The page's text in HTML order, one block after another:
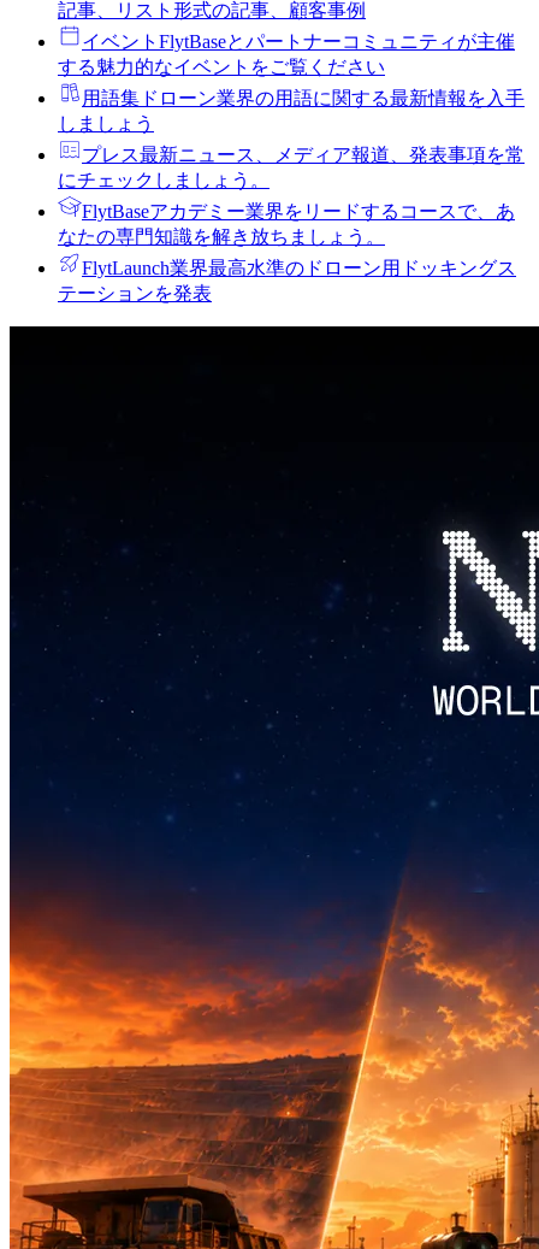
記事、リスト形式の記事、顧客事例
イベント FlytBaseとパートナーコミュニティが主催
する魅力的なイベントをご覧ください
用語集 ドローン業界の用語に関する最新情報を入手
しましょう
プレス最新ニュース、メディア報道、発表事項を常
にチェックしましょう。
FlytBaseアカデミー業界をリードするコースで、あ
なたの専門知識を解き放ちましょう。
FlytLaunch業界最高水準のドローン用ドッキングス
テーションを発表